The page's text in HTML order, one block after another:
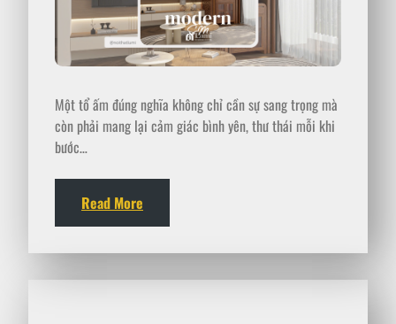
Một tổ ấm đúng nghĩa không chỉ cần sự sang trọng mà
còn phải mang lại cảm giác bình yên, thư thái mỗi khi
bước…
Read More